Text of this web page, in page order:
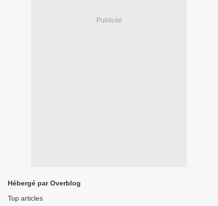
Publicité
Hébergé par Overblog
Top articles